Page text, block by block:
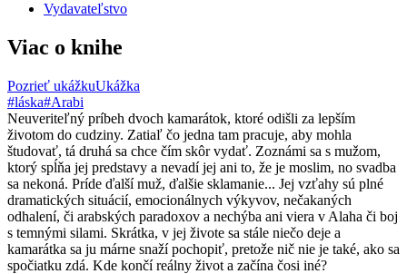
Vydavateľstvo
Viac o knihe
Pozrieť ukážkuUkážka
#láska#Arabi
Neuveriteľný príbeh dvoch kamarátok, ktoré odišli za lepším
životom do cudziny. Zatiaľ čo jedna tam pracuje, aby mohla
študovať, tá druhá sa chce čím skôr vydať. Zoznámi sa s mužom,
ktorý spĺňa jej predstavy a nevadí jej ani to, že je moslim, no svadba
sa nekoná. Príde ďalší muž, ďalšie sklamanie... Jej vzťahy sú plné
dramatických situácií, emocionálnych výkyvov, nečakaných
odhalení, či arabských paradoxov a nechýba ani viera v Alaha či boj
s temnými silami. Skrátka, v jej živote sa stále niečo deje a
kamarátka sa ju márne snaží pochopiť, pretože nič nie je také, ako sa
spočiatku zdá. Kde končí reálny život a začína čosi iné?